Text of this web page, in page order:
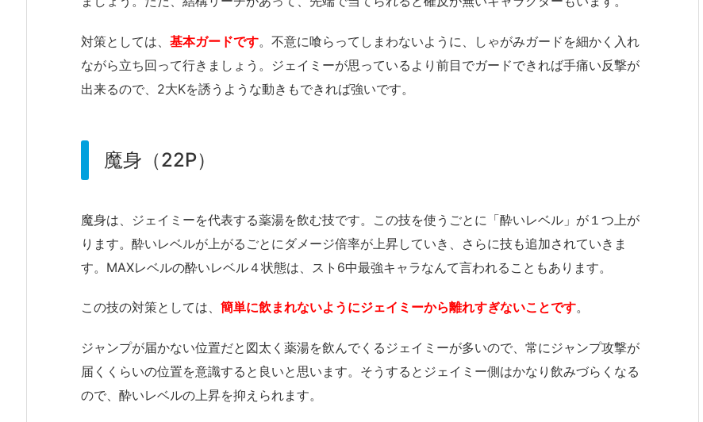
対策としては、 基本ガードです。不意に喰らってしまわないように、しゃがみガードを細かく入れ
ながら立ち回って行きましょう。ジェイミーが思っているより前目でガードできれば手痛い反撃が
出来るので、2大Kを誘うような動きもできれば強いです。
魔身（22P）
魔身は、ジェイミーを代表する薬湯を飲む技です。この技を使うごとに「酔いレベル」が１つ上が
ります。酔いレベルが上がるごとにダメージ倍率が上昇していき、さらに技も追加されていきま
す。MAXレベルの酔いレベル４状態は、スト6中最強キャラなんて言われることもあります。
この技の対策としては、 簡単に飲まれないようにジェイミーから離れすぎないことです。
ジャンプが届かない位置だと図太く薬湯を飲んでくるジェイミーが多いので、常にジャンプ攻撃が
届くくらいの位置を意識すると良いと思います。そうするとジェイミー側はかなり飲みづらくなる
ので、酔いレベルの上昇を抑えられます。